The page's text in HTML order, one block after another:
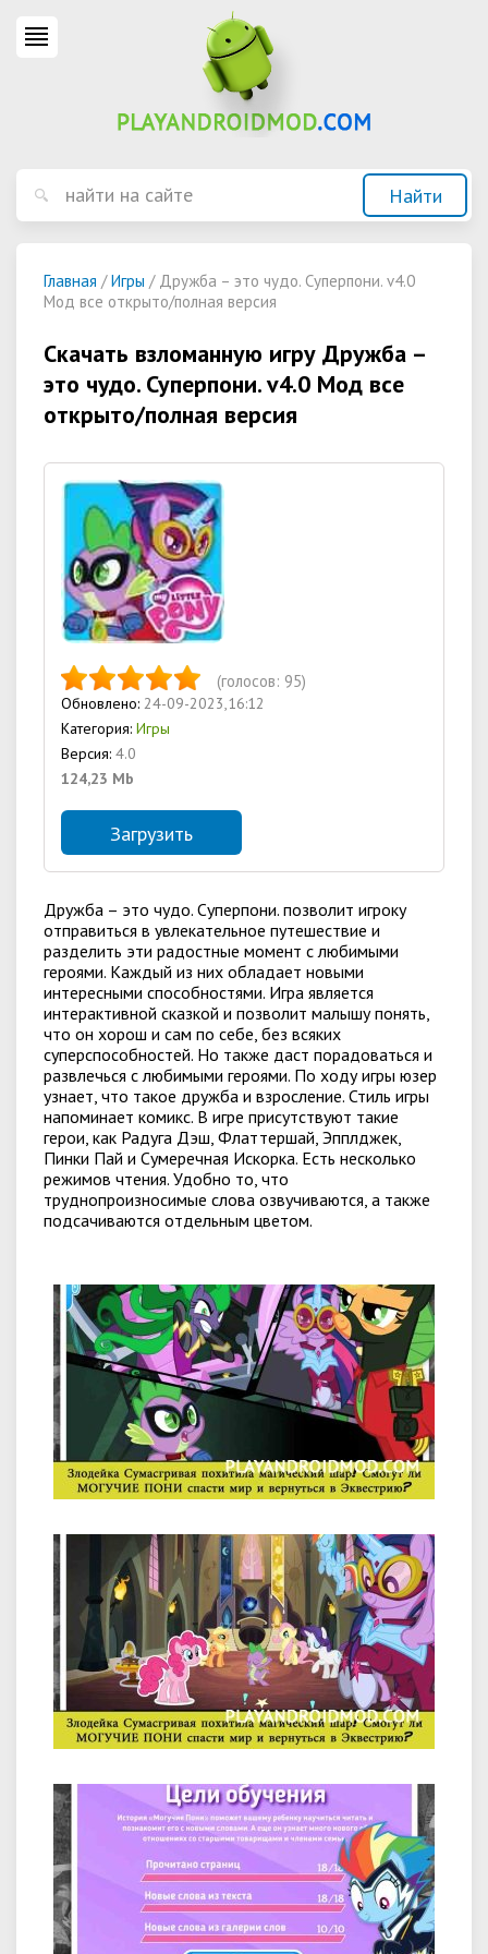
Главная /Игры / Дружба – это чудо. Суперпони. v4.0
Мод все открыто/полная версия
Скачать взломанную игру Дружба –
это чудо. Суперпони. v4.0 Мод все
открыто/полная версия
(голосов: 95)
Обновлено: 24-09-2023,16:12
Категория: Игры
Версия: 4.0
124,23 Mb
Загрузить
Дружба – это чудо. Суперпони. позволит игроку
отправиться в увлекательное путешествие и
разделить эти радостные момент с любимыми
героями. Каждый из них обладает новыми
интересными способностями. Игра является
интерактивной сказкой и позволит малышу понять,
что он хорош и сам по себе, без всяких
суперспособностей. Но также даст порадоваться и
развлечься с любимыми героями. По ходу игры юзер
узнает, что такое дружба и взросление. Стиль игры
напоминает комикс. В игре присутствуют такие
герои, как Радуга Дэш, Флаттершай, Эпплджек,
Пинки Пай и Сумеречная Искорка. Есть несколько
режимов чтения. Удобно то, что
труднопроизносимые слова озвучиваются, а также
подсачиваются отдельным цветом.